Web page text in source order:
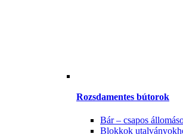
Rozsdamentes bútorok
Bár – csapos
Blokkok